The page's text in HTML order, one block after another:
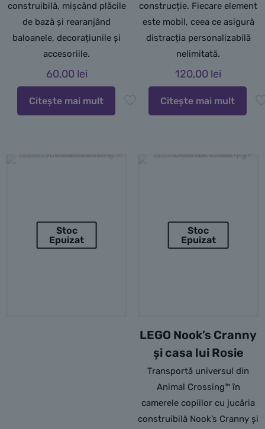
construibilă, mișcând plăcile
de bază și rearanjând
baloanele, decorațiunile și
accesoriile.
60,00 lei
Citește mai mult
construcție. Fiecare element
este mobil, ceea ce asigură
distracția personalizabilă
nelimitată.
120,00 lei
Citește mai mult
Stoc
Epuizat
Stoc
Epuizat
LEGO Nook’s Cranny
și casa lui Rosie
Transportă universul din
Animal Crossing™ în
camerele copiilor cu jucăria
construibilă Nook’s Cranny și